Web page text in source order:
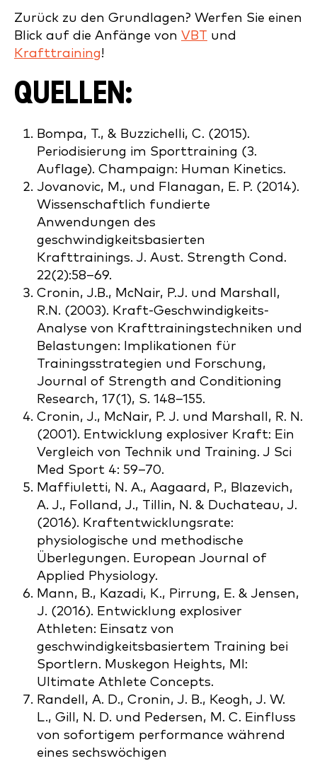
Zurück zu den Grundlagen? Werfen Sie einen
Blick auf die Anfänge von VBT und
Krafttraining!
QUELLEN:
Bompa, T., & Buzzichelli, C. (2015).
Periodisierung im Sporttraining (3.
Auflage). Champaign: Human Kinetics.
Jovanovic, M., und Flanagan, E. P. (2014).
Wissenschaftlich fundierte
Anwendungen des
geschwindigkeitsbasierten
Krafttrainings. J. Aust. Strength Cond.
22(2):58–69.
Cronin, J.B., McNair, P.J. und Marshall,
R.N. (2003). Kraft-Geschwindigkeits-
Analyse von Krafttrainingstechniken und
Belastungen: Implikationen für
Trainingsstrategien und Forschung,
Journal of Strength and Conditioning
Research, 17(1), S. 148–155.
Cronin, J., McNair, P. J. und Marshall, R. N.
(2001). Entwicklung explosiver Kraft: Ein
Vergleich von Technik und Training. J Sci
Med Sport 4: 59–70.
Maffiuletti, N. A., Aagaard, P., Blazevich,
A. J., Folland, J., Tillin, N. & Duchateau, J.
(2016). Kraftentwicklungsrate:
physiologische und methodische
Überlegungen. European Journal of
Applied Physiology.
Mann, B., Kazadi, K., Pirrung, E. & Jensen,
J. (2016). Entwicklung explosiver
Athleten: Einsatz von
geschwindigkeitsbasiertem Training bei
Sportlern. Muskegon Heights, MI:
Ultimate Athlete Concepts.
Randell, A. D., Cronin, J. B., Keogh, J. W.
L., Gill, N. D. und Pedersen, M. C. Einfluss
von sofortigem performance während
eines sechswöchigen